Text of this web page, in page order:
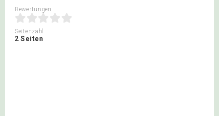
Bewertungen
Seitenzahl
2 Seiten